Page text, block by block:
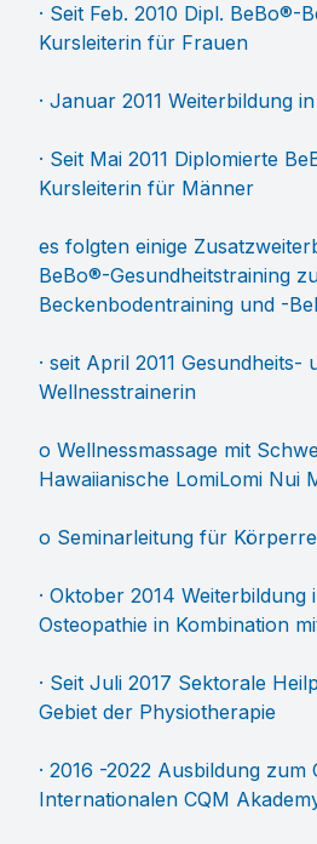
· Seit Feb. 2010 Dipl. BeBo®-
Kursleiterin für Frauen
· Januar 2011 Weiterbildung
· Seit Mai 2011 Diplomierte
Kursleiterin für Männer
es folgten einige
BeBo®-Gesundheitstraining
Beckenbodentraining und -
· seit April 2011 Gesundheits-
Wellnesstrainerin
o Wellnessmassage mit
Hawaiianische LomiLomi Nui
o Seminarleitung für
· Oktober 2014 Weiterbildung
Osteopathie in Kombination
· Seit Juli 2017 Sektorale
Gebiet der Physiotherapie
· 2016 -2022 Ausbildung zum
Internationalen CQM